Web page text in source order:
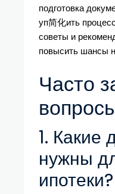
подготовка
уп简化ить
советы и
повысить шансы
Часто
1. Какие
нужны
ипотеки?